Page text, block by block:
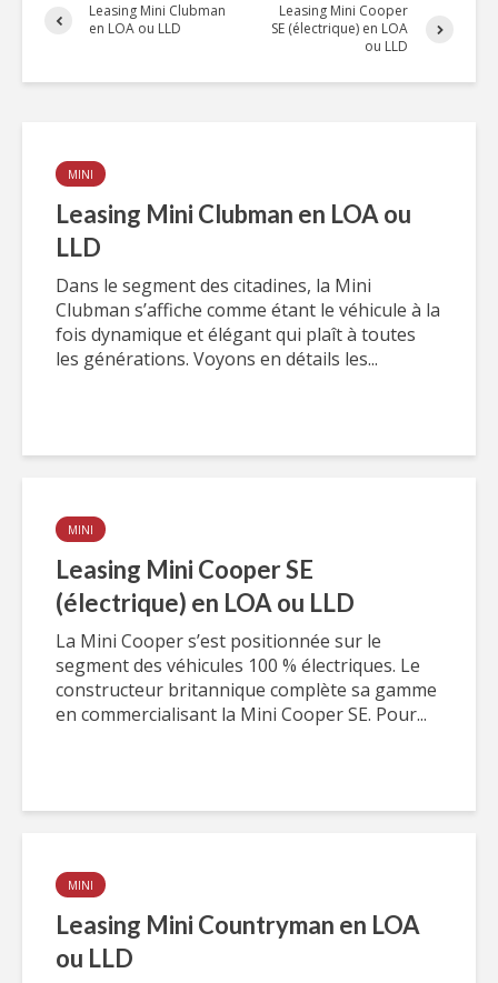
Leasing Mini Clubman
en LOA ou LLD
Leasing Mini Cooper
SE (électrique) en LOA
ou LLD
MINI
Leasing Mini Clubman en LOA ou
LLD
Dans le segment des citadines, la Mini
Clubman s’affiche comme étant le véhicule à la
fois dynamique et élégant qui plaît à toutes
les générations. Voyons en détails les...
MINI
Leasing Mini Cooper SE
(électrique) en LOA ou LLD
La Mini Cooper s’est positionnée sur le
segment des véhicules 100 % électriques. Le
constructeur britannique complète sa gamme
en commercialisant la Mini Cooper SE. Pour...
MINI
Leasing Mini Countryman en LOA
ou LLD